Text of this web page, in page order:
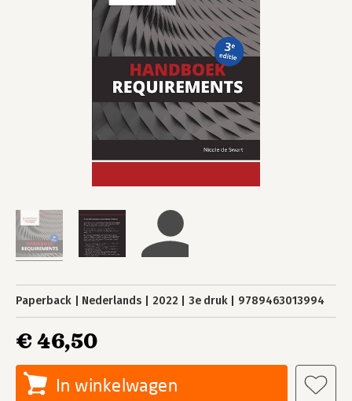
Paperback Nederlands 2022 3e druk 9789463013994
€ 46,50
In winkelwagen